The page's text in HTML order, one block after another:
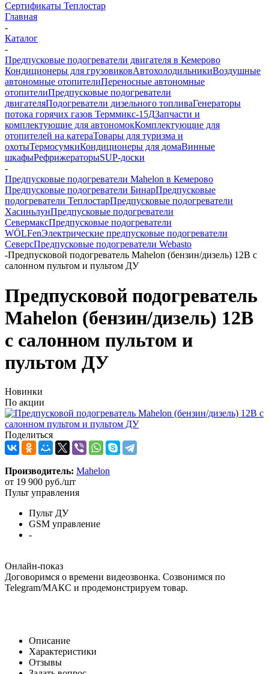
Сертификаты Теплостар
Главная
-
Каталог
-
Предпусковые подогреватели двигателя в Кемерово
Кондиционеры для грузовиковАвтохолодильникиВоздушные
автономные отопителиПереносные автономные
отопителиПредпусковые подогреватели
двигателяПодогреватели дизельного топливаГенераторы
потока горячих газов Терммикс-15ДЗапчасти и
комплектующие для автономокКомплектующие для
отопителей на катераТовары для туризма и
охотыТермосумкиКондиционеры для домаВинные
шкафыРефрижераторыSUP-доски
-
Предпусковые подогреватели Mahelon в Кемерово
Предпусковые подогреватели БинарПредпусковые
подогреватели ТеплостарПредпусковые подогреватели
ХасиньлунПредпусковые подогреватели
СевермаксПредпусковые подогреватели
WÖLFenЭлектрические предпусковые подогреватели
СеверсПредпусковые подогреватели Webasto
-Предпусковой подогреватель Mahelon (бензин/дизель) 12В с
салонном пультом и пультом ДУ
Предпусковой подогреватель
Mahelon (бензин/дизель) 12В
с салонном пультом и
пультом ДУ
Новинки
По акции
Поделиться
Производитель: Mahelon
от 19 900 руб./шт
Пульт управления
Пульт ДУ
GSM управление
-
Онлайн-показ
Договоримся о времени видеозвонка. Созвонимся по
Telegram/МАКС и продемонстрируем товар.
Описание
Характеристики
Отзывы